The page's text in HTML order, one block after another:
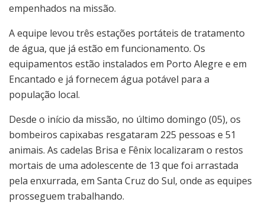
empenhados na missão.
A equipe levou três estações portáteis de tratamento
de água, que já estão em funcionamento. Os
equipamentos estão instalados em Porto Alegre e em
Encantado e já fornecem água potável para a
população local.
Desde o início da missão, no último domingo (05), os
bombeiros capixabas resgataram 225 pessoas e 51
animais. As cadelas Brisa e Fênix localizaram o restos
mortais de uma adolescente de 13 que foi arrastada
pela enxurrada, em Santa Cruz do Sul, onde as equipes
prosseguem trabalhando.